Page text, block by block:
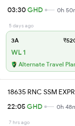
03:30GHD 0h
5 days ago
3A
WL 1
Alternate Travel
18635 RNC SSM
22:05GHD 0h
7 hrs ago